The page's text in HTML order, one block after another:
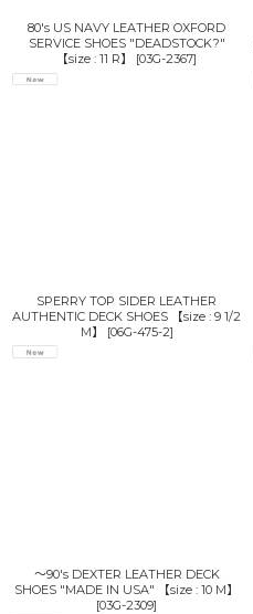
80's US NAVY LEATHER OXFORD
SERVICE SHOES "DEADSTOCK?"
【size : 11 R】
[03G-2367]
SPERRY TOP SIDER LEATHER
AUTHENTIC DECK SHOES 【size : 9 1/2
M】
[06G-475-2]
〜90's DEXTER LEATHER DECK
SHOES "MADE IN USA" 【size : 10 M】
[03G-2309]